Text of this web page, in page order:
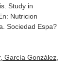
Study in
Nutricion
Sociedad Espa?
García González,